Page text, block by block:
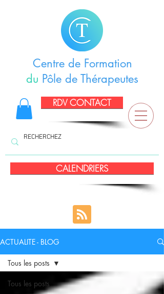
Centre de Formation
du Pôle de Thérapeutes
RDV CONTACT
CALENDRIERS
ACTUALITE - BLOG
Tous les posts
Tous les posts